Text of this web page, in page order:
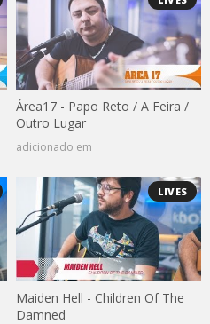
Área17 - Papo Reto / A Feira /
Outro Lugar
adicionado em
LIVES
Maiden Hell - Children Of The
Damned